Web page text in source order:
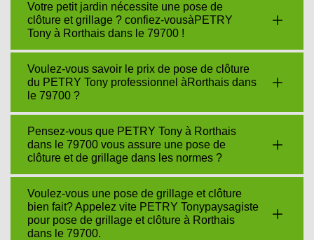
Votre petit jardin nécessite une pose de
clôture et grillage ? confiez-vousàPETRY
Tony à Rorthais dans le 79700 !
Voulez-vous savoir le prix de pose de clôture
du PETRY Tony professionnel àRorthais dans
le 79700 ?
Pensez-vous que PETRY Tony à Rorthais
dans le 79700 vous assure une pose de
clôture et de grillage dans les normes ?
Voulez-vous une pose de grillage et clôture
bien fait? Appelez vite PETRY Tonypaysagiste
pour pose de grillage et clôture à Rorthais
dans le 79700.